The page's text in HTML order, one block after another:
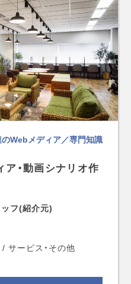
Webメディア／専門知識
・動画シナリオ作
フ(紹介元)
/ サービス・その他